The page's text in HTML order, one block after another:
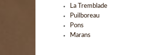
La Tremblade
Puilboreau
Pons
Marans